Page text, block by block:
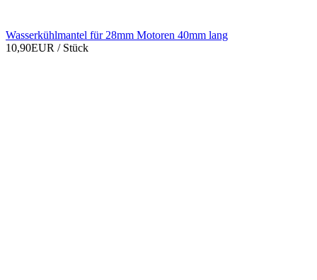
Wasserkühlmantel für 28mm Motoren 40mm lang
10,90EUR / Stück